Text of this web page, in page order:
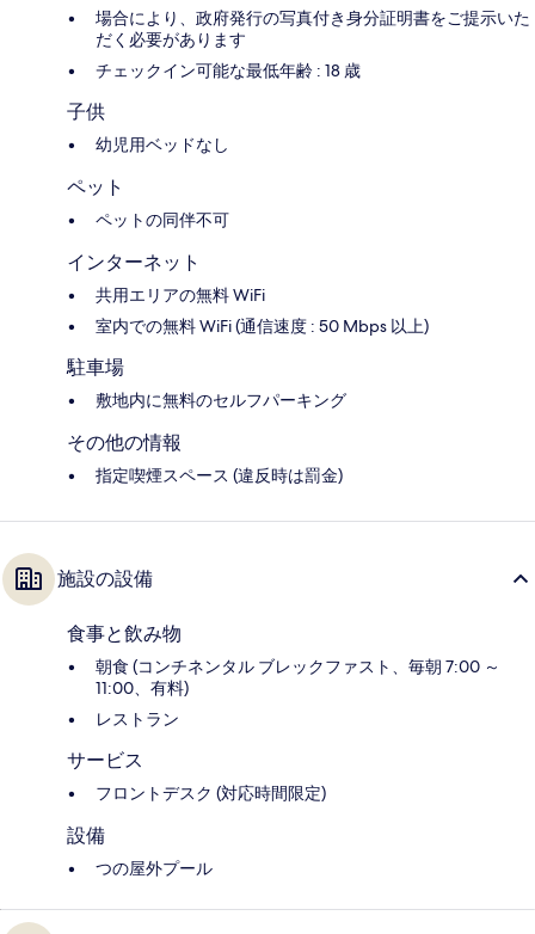
場合により、政府発行の写真付き身分証明書をご提示いた
だく必要があります
チェックイン可能な最低年齢 : 18 歳
子供
幼児用ベッドなし
ペット
ペットの同伴不可
インターネット
共用エリアの無料 WiFi
室内での無料 WiFi (通信速度 : 50 Mbps 以上)
駐車場
敷地内に無料のセルフパーキング
その他の情報
指定喫煙スペース (違反時は罰金)
施設の設備
食事と飲み物
朝食 (コンチネンタル ブレックファスト、毎朝 7:00 ～
11:00、有料)
レストラン
サービス
フロントデスク (対応時間限定)
設備
つの屋外プール